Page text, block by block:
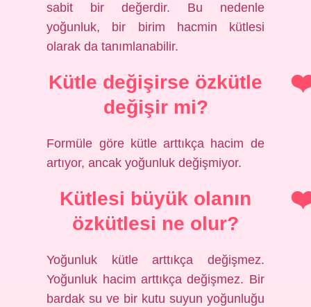
sabit bir değerdir. Bu nedenle
yoğunluk, bir birim hacmin kütlesi
olarak da tanımlanabilir.
Kütle değişirse özkütle
değişir mi?
Formüle göre kütle arttıkça hacim de
artıyor, ancak yoğunluk değişmiyor.
Kütlesi büyük olanın
özkütlesi ne olur?
Yoğunluk kütle arttıkça değişmez.
Yoğunluk hacim arttıkça değişmez. Bir
bardak su ve bir kutu suyun yoğunluğu